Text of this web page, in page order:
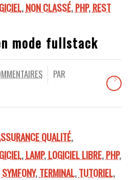
,NON CLASSÉ,PHP,REST
mode fullstack
PAR
QUALITÉ,
,LAMP,LOGICIEL LIBRE,PHP,
SYMFONY,TERMINAL,TUTORIEL,